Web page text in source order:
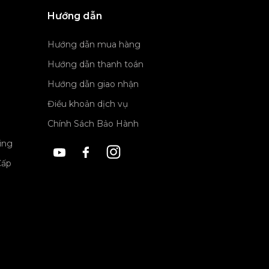
Hướng dẫn
Hướng dẫn mua hàng
Hướng dẫn thanh toán
Hướng dẫn giao nhận
Điều khoản dịch vụ
Chính Sách Bảo Hành